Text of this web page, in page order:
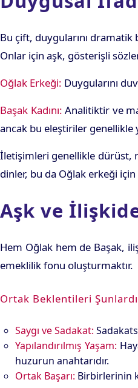
Bu çift, duygularını dramatik
Onlar için aşk, gösterişli
Oğlak Erkeği: Duygularını
Başak Kadını: Analitiktir ve
ancak bu eleştiriler genellikle
İletişimleri genellikle dürüst,
dinler, bu da Oğlak erkeği
Aşk ve
Hem Oğlak hem de Başak,
emeklilik fonu oluşturmaktır.
Ortak Beklentileri
Saygı ve Sadakat:
Yapılandırılmış Yaşam:
huzurun anahtarıdır.
Ortak Başarı: Birbirlerinin